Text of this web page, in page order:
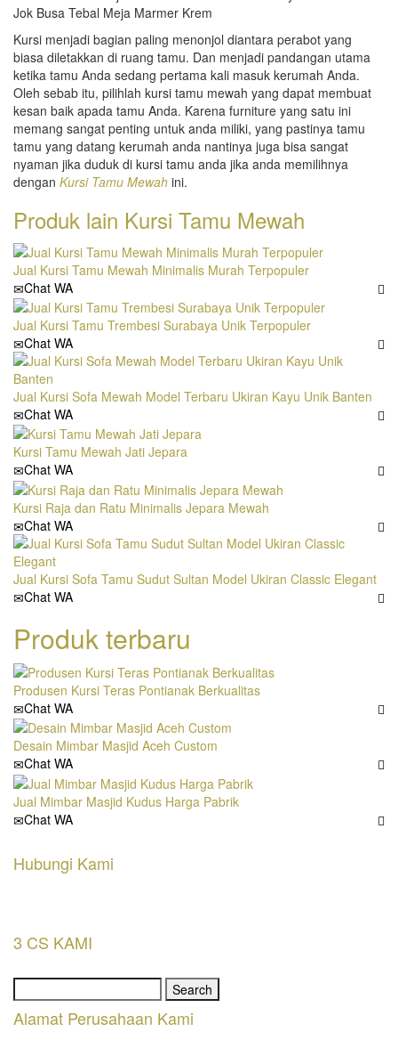
Kursi menjadi bagian paling menonjol diantara perabot yang
biasa diletakkan di ruang tamu. Dan menjadi pandangan utama
ketika tamu Anda sedang pertama kali masuk kerumah Anda.
Oleh sebab itu, pilihlah kursi tamu mewah yang dapat membuat
kesan baik apada tamu Anda. Karena furniture yang satu ini
memang sangat penting untuk anda miliki, yang pastinya tamu
tamu yang datang kerumah anda nantinya juga bisa sangat
nyaman jika duduk di kursi tamu anda jika anda memilihnya
dengan Kursi Tamu Mewah ini.
Produk lain Kursi Tamu Mewah
Jual Kursi Tamu Mewah Minimalis Murah Terpopuler
Chat WA
Jual Kursi Tamu Trembesi Surabaya Unik Terpopuler
Chat WA
Jual Kursi Sofa Mewah Model Terbaru Ukiran Kayu Unik Banten
Chat WA
Kursi Tamu Mewah Jati Jepara
Chat WA
Kursi Raja dan Ratu Minimalis Jepara Mewah
Chat WA
Jual Kursi Sofa Tamu Sudut Sultan Model Ukiran Classic Elegant
Chat WA
Produk terbaru
Produsen Kursi Teras Pontianak Berkualitas
Chat WA
Desain Mimbar Masjid Aceh Custom
Chat WA
Jual Mimbar Masjid Kudus Harga Pabrik
Chat WA
Hubungi Kami
3 CS KAMI
Search
for:
Alamat Perusahaan Kami